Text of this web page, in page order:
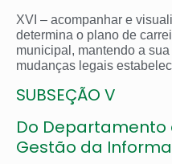
XVI – acompanhar e
determina o plano de
municipal, mantendo a
mudanças legais
SUBSEÇÃO V
Do Departamento
Gestão da